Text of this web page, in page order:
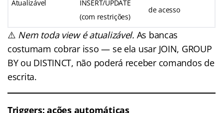
Atualizável
INSERT/UPDATE
(com restrições)
de acesso
⚠️ Nem toda view é atualizável. As bancas
costumam cobrar isso — se ela usar JOIN, GROUP
BY ou DISTINCT, não poderá receber comandos de
escrita.
Triggers: ações automáticas